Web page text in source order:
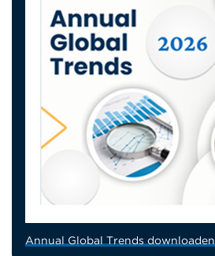
Annual Global Trends downloaden